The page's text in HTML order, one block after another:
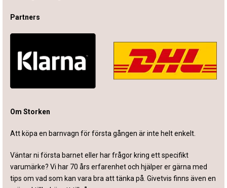
Partners
Om Storken
Att köpa en barnvagn för första gången är inte helt enkelt.
Väntar ni första barnet eller har frågor kring ett specifikt
varumärke? Vi har 70 års erfarenhet och hjälper er gärna med
tips om vad som kan vara bra att tänka på. Givetvis finns även en